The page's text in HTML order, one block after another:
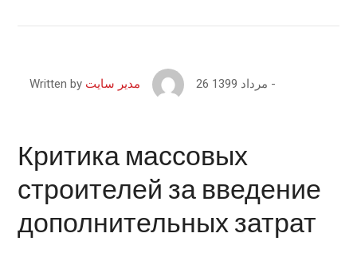
Written by مدیر سایت 26 مرداد 1399
Критика массовых
строителей за введение
дополнительных затрат